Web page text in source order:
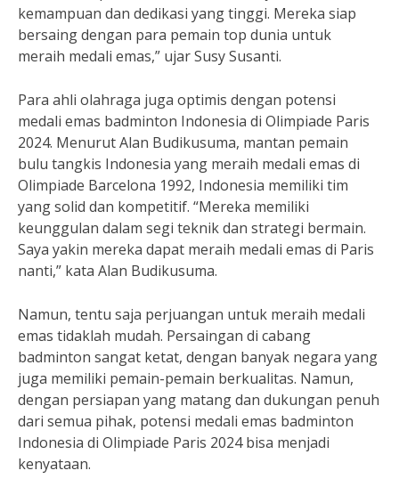
kemampuan dan dedikasi yang tinggi. Mereka siap
bersaing dengan para pemain top dunia untuk
meraih medali emas,” ujar Susy Susanti.
Para ahli olahraga juga optimis dengan potensi
medali emas badminton Indonesia di Olimpiade Paris
2024. Menurut Alan Budikusuma, mantan pemain
bulu tangkis Indonesia yang meraih medali emas di
Olimpiade Barcelona 1992, Indonesia memiliki tim
yang solid dan kompetitif. “Mereka memiliki
keunggulan dalam segi teknik dan strategi bermain.
Saya yakin mereka dapat meraih medali emas di Paris
nanti,” kata Alan Budikusuma.
Namun, tentu saja perjuangan untuk meraih medali
emas tidaklah mudah. Persaingan di cabang
badminton sangat ketat, dengan banyak negara yang
juga memiliki pemain-pemain berkualitas. Namun,
dengan persiapan yang matang dan dukungan penuh
dari semua pihak, potensi medali emas badminton
Indonesia di Olimpiade Paris 2024 bisa menjadi
kenyataan.